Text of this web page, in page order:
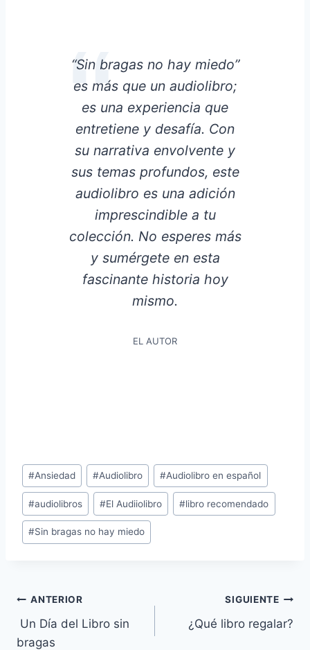
“Sin bragas no hay miedo”
es más que un audiolibro;
es una experiencia que
entretiene y desafía. Con
su narrativa envolvente y
sus temas profundos, este
audiolibro es una adición
imprescindible a tu
colección. No esperes más
y sumérgete en esta
fascinante historia hoy
mismo.
EL AUTOR
Etiquetas
de
la
entrada:
#Ansiedad #Audiolibro #Audiolibro en español
#audiolibros #El Audiiolibro #libro recomendado
#Sin bragas no hay miedo
Navegación
de
ANTERIOR
Un Día del Libro sin
bragas
SIGUIENTE
¿Qué libro regalar?